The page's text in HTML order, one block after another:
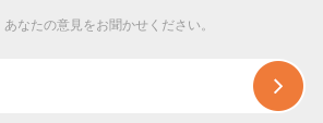
なたの意見をお聞かせください。